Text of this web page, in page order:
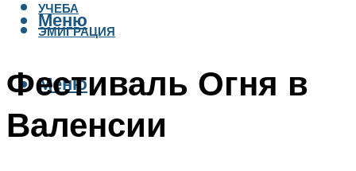
УЧЕБА
ЭМИГРАЦИЯ
Меню
Меню
Фестиваль Огня в
Валенсии